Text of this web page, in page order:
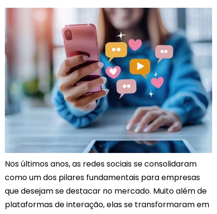
Nos últimos anos, as redes sociais se consolidaram
como um dos pilares fundamentais para empresas
que desejam se destacar no mercado. Muito além de
plataformas de interação, elas se transformaram em